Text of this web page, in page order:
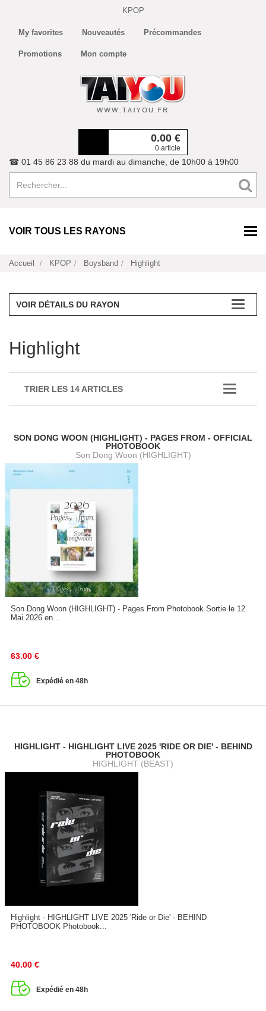
KPOP
My favorites Nouveautés Précommandes
Promotions Mon compte
0.00 €
0 article
☎ 01 45 86 23 88 du mardi au dimanche, de 10h00 à 19h00
VOIR TOUS LES RAYONS
Accueil KPOP Boysband Highlight
VOIR DÉTAILS DU RAYON
Highlight
TRIER LES 14 ARTICLES
SON DONG WOON (HIGHLIGHT) - PAGES FROM - OFFICIAL
PHOTOBOOK
Son Dong Woon (HIGHLIGHT)
Son Dong Woon (HIGHLIGHT) - Pages From Photobook Sortie le 12
Mai 2026 en...
63.00 €
Expédié en 48h
HIGHLIGHT - HIGHLIGHT LIVE 2025 'RIDE OR DIE' - BEHIND
PHOTOBOOK
HIGHLIGHT (BEAST)
Highlight - HIGHLIGHT LIVE 2025 'Ride or Die' - BEHIND
PHOTOBOOK Photobook...
40.00 €
Expédié en 48h